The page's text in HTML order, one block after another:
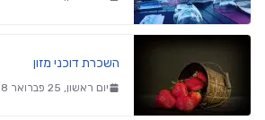
השכרת דוכני מזון
יום ראשון, 25 פברואר 2018, 17:56